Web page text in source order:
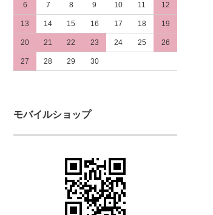
6 7 8 9 10 11 12
13 14 15 16 17 18 19
20 21 22 23 24 25 26
27 28 29 30
モバイルショップ